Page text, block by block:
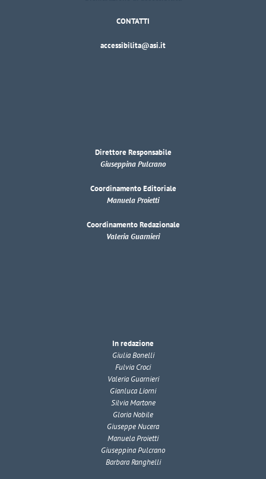
CONTATTI
accessibilita@asi.it
Direttore Responsabile
Giuseppina Pulcrano
Coordinamento Editoriale
Manuela Proietti
Coordinamento Redazionale
Valeria Guarnieri
In redazione
Giulia Bonelli
Fulvia Croci
Valeria Guarnieri
Gianluca Liorni
Silvia Martone
Gloria Nobile
Giuseppe Nucera
Manuela Proietti
Giuseppina Pulcrano
Barbara Ranghelli